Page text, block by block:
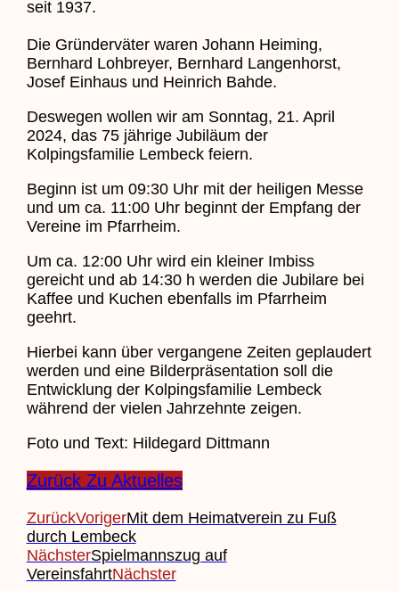
seit 1937.
Die Gründerväter waren Johann Heiming,
Bernhard Lohbreyer, Bernhard Langenhorst,
Josef Einhaus und Heinrich Bahde.
Deswegen wollen wir am Sonntag, 21. April
2024, das 75 jährige Jubiläum der
Kolpingsfamilie Lembeck feiern.
Beginn ist um 09:30 Uhr mit der heiligen Messe
und um ca. 11:00 Uhr beginnt der Empfang der
Vereine im Pfarrheim.
Um ca. 12:00 Uhr wird ein kleiner Imbiss
gereicht und ab 14:30 h werden die Jubilare bei
Kaffee und Kuchen ebenfalls im Pfarrheim
geehrt.
Hierbei kann über vergangene Zeiten geplaudert
werden und eine Bilderpräsentation soll die
Entwicklung der Kolpingsfamilie Lembeck
während der vielen Jahrzehnte zeigen.
Foto und Text: Hildegard Dittmann
Zurück Zu Aktuelles
ZurückVorigerMit dem Heimatverein zu Fuß
durch Lembeck
NächsterSpielmannszug auf
VereinsfahrtNächster